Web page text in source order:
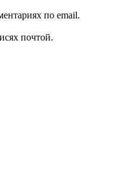
по email.
почтой.